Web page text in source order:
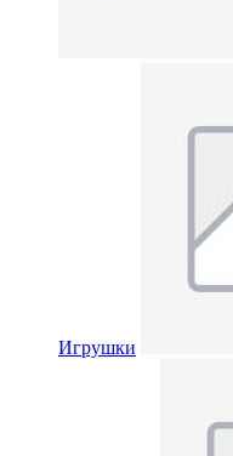
Игрушки